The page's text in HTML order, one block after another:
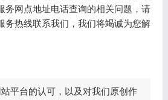
务网点地址电话查询的相关问题，请
务热线联系我们，我们将竭诚为您解
平台的认可，以及对我们原创作